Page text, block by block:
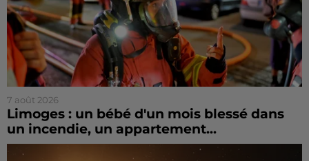
7 août 2026
Limoges : un bébé d'un mois blessé dans
un incendie, un appartement...